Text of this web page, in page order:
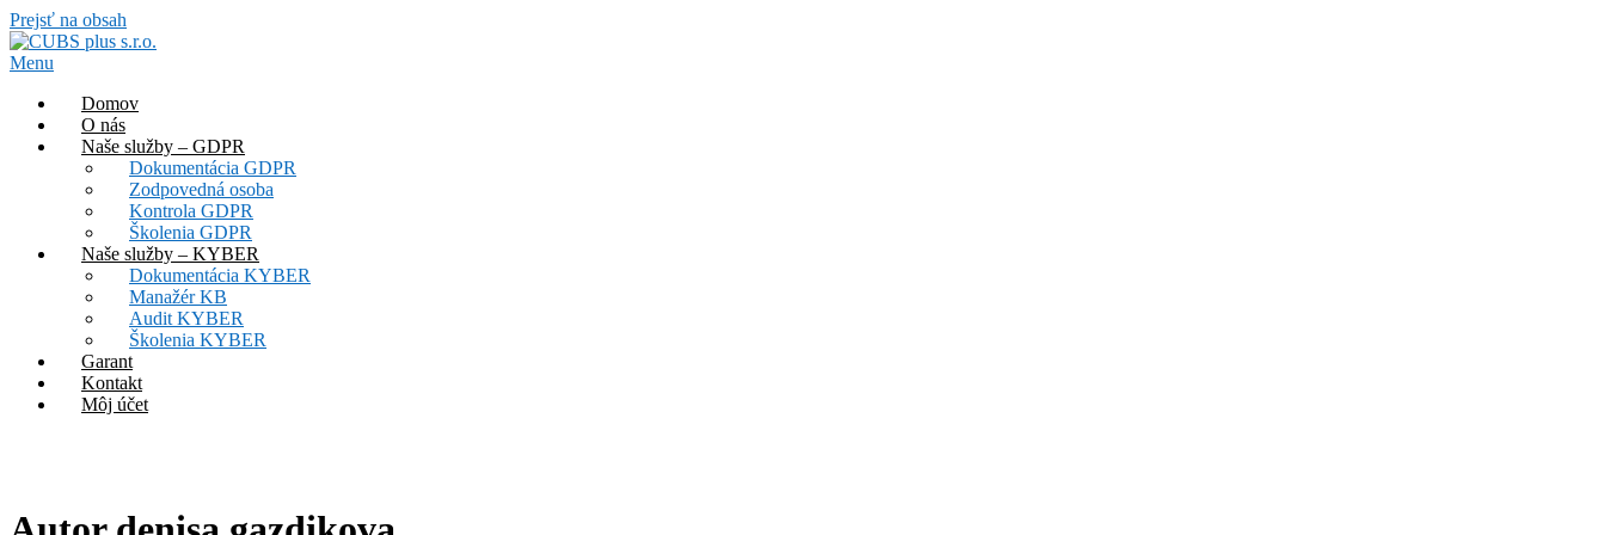
Prejsť na obsah
Menu
Domov
O nás
Naše služby – GDPR
Dokumentácia GDPR
Zodpovedná osoba
Kontrola GDPR
Školenia GDPR
Naše služby – KYBER
Dokumentácia KYBER
Manažér KB
Audit KYBER
Školenia KYBER
Garant
Kontakt
Môj účet